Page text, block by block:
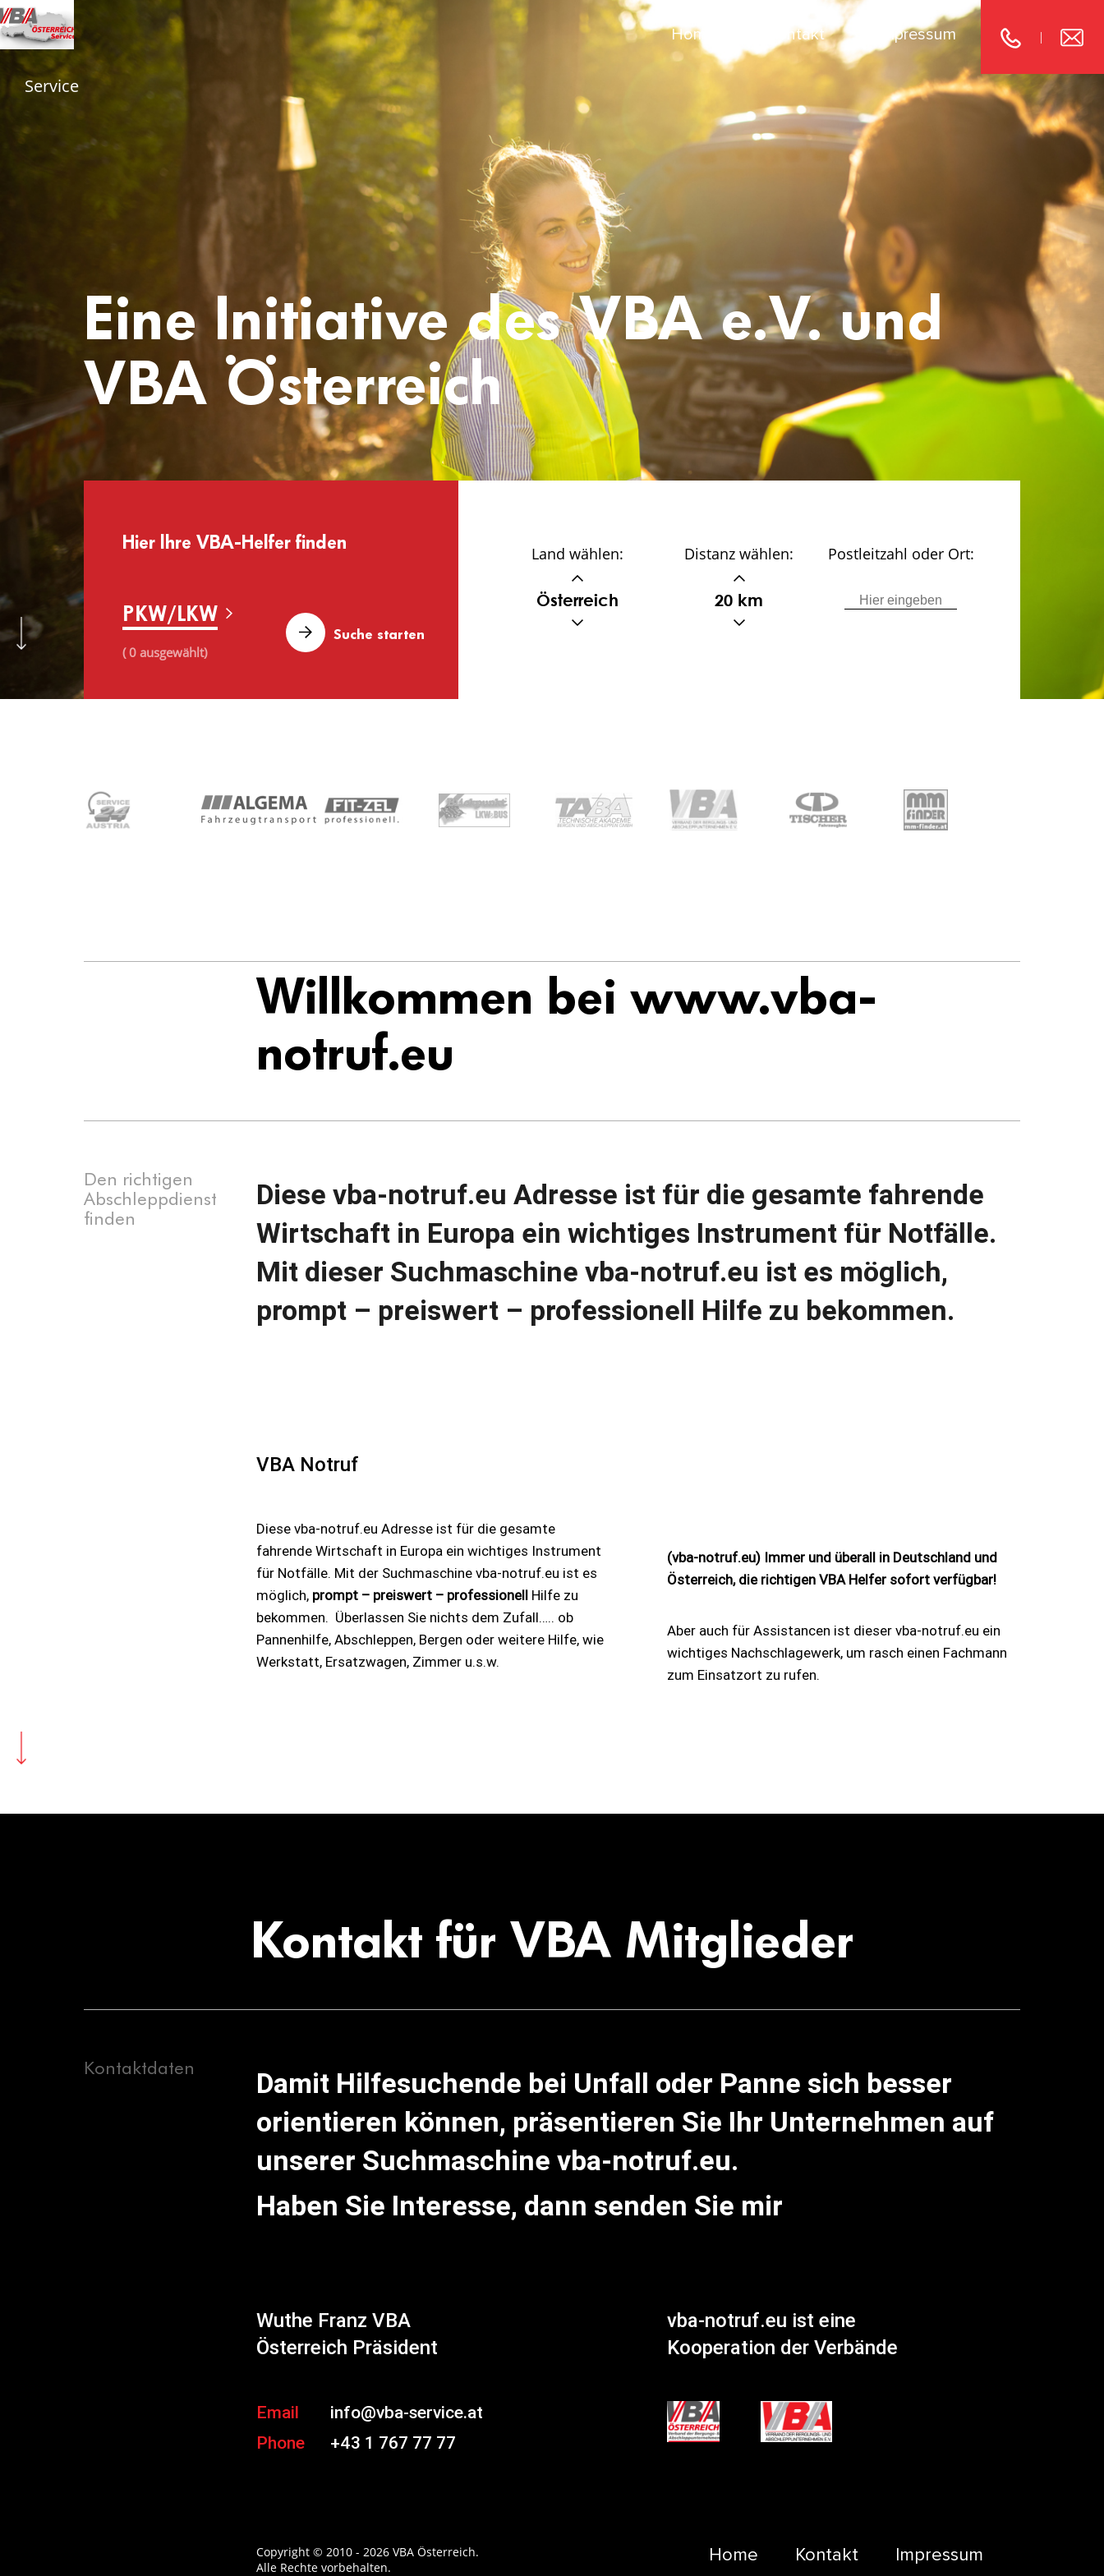
Service
Home Kontakt Impressum |
Eine Initiative des VBA e.V. und
VBA Österreich
Hier lhre VBA-Helfer finden
PKW/LKW
( 0 ausgewählt)
Land wählen:
Österreich
Distanz wählen:
20 km
Postleitzahl oder Ort:
Willkommen bei www.vba-
notruf.eu
Den richtigen
Abschleppdienst
finden
Diese vba-notruf.eu Adresse ist für die gesamte fahrende
Wirtschaft in Europa ein wichtiges Instrument für Notfälle.
Mit dieser Suchmaschine vba-notruf.eu ist es möglich,
prompt – preiswert – professionell Hilfe zu bekommen.
VBA Notruf
Diese vba-notruf.eu Adresse ist für die gesamte
fahrende Wirtschaft in Europa ein wichtiges Instrument
für Notfälle. Mit der Suchmaschine vba-notruf.eu ist es
möglich, prompt – preiswert – professionell Hilfe zu
bekommen. Überlassen Sie nichts dem Zufall….. ob
Pannenhilfe, Abschleppen, Bergen oder weitere Hilfe, wie
Werkstatt, Ersatzwagen, Zimmer u.s.w.
(vba-notruf.eu) Immer und überall in Deutschland und
Österreich, die richtigen VBA Helfer sofort verfügbar!
Aber auch für Assistancen ist dieser vba-notruf.eu ein
wichtiges Nachschlagewerk, um rasch einen Fachmann
zum Einsatzort zu rufen.
Kontakt für VBA Mitglieder
Kontaktdaten
Damit Hilfesuchende bei Unfall oder Panne sich besser
orientieren können, präsentieren Sie Ihr Unternehmen auf
unserer Suchmaschine vba-notruf.eu.
Haben Sie Interesse, dann senden Sie mir
Wuthe Franz VBA
Österreich Präsident
Email
info@vba-service.at
Phone
+43 1 767 77 77
vba-notruf.eu ist eine
Kooperation der Verbände
Copyright © 2010 - 2026 VBA Österreich.
Alle Rechte vorbehalten.
Home Kontakt Impressum